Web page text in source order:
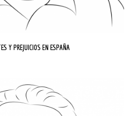
Y PREJUICIOS EN ESPAÑA